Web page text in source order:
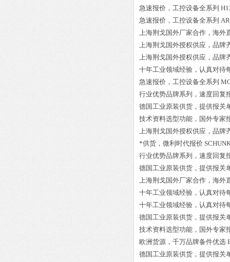
急速报价，工控设备全系列
急速报价，工控设备全系列
上海荆戈国外厂家合作，海外
上海荆戈国外授权供应，品牌
上海荆戈国外授权供应，品牌
十年工业领域经验，认真对待
急速报价，工控设备全系列
行业优势品牌系列，速度回复
德国工业原装供货，提供报关
技术资料选型功能，国外专家
上海荆戈国外授权供应，品牌
*供货，微利时代报价
行业优势品牌系列，速度回复
德国工业原装供货，提供报关
上海荆戈国外厂家合作，海外
十年工业领域经验，认真对待
十年工业领域经验，认真对待
德国工业原装供货，提供报关
技术资料选型功能，国外专家
欧洲货源，千万品牌备件优选
德国工业原装供货，提供报关